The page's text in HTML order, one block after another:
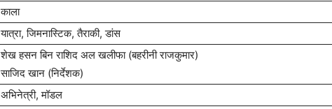
काला
यात्रा, जिमनास्टिक, तैराकी, डांस
शेख हसन बिन राशिद अल खलीफा (बहरीनी राजकुमार)
साजिद खान (निर्देशक)
अभिनेत्री, मॉडल